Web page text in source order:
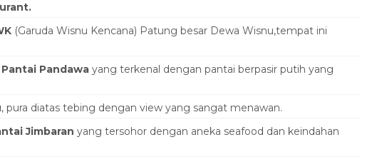
(Garuda Wisnu Kencana) Patung besar Dewa Wisnu,tempat ini
Pantai Pandawa yang terkenal dengan pantai berpasir putih yang
, pura diatas tebing dengan view yang sangat menawan.
Jimbaran yang tersohor dengan aneka seafood dan keindahan